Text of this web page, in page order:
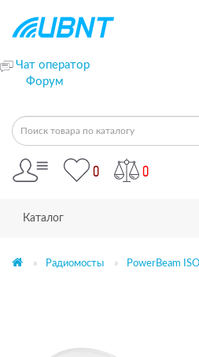
Чат оператор
Форум
0 0
Каталог
Радиомосты PowerBeam ISO